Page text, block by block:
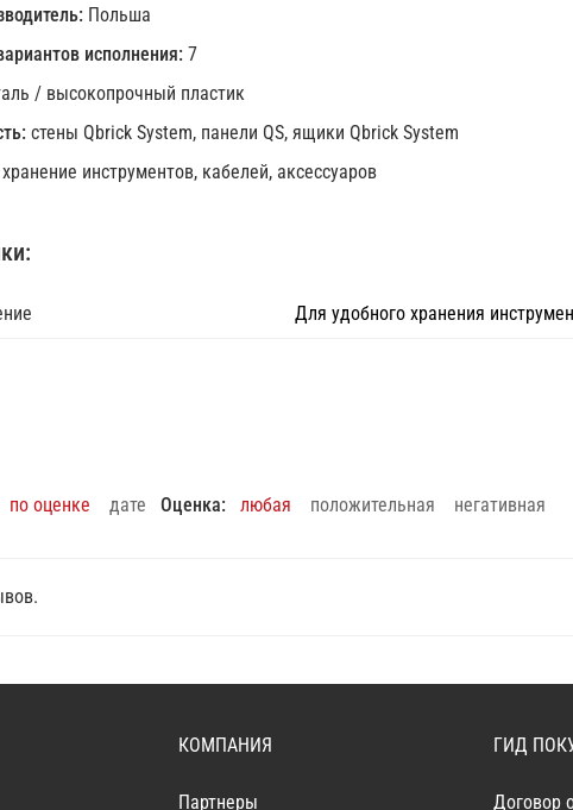
Польша
исполнения: 7
/ высокопрочный пластик
стены Qbrick System, панели QS, ящики Qbrick System
хранение инструментов, кабелей, аксессуаров
Для удобного хранения
по оценке дате Оценка: любая положительная негативная
КОМПАНИЯ
Партнеры
ГИД
Договор